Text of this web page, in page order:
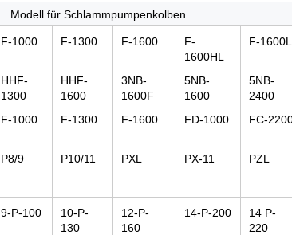
Modell für Schlammpumpenkolben
F-1000 F-1300 F-1600
F-
1600HL
F-1600L
HHF-
1300
HHF-
1600
3NB-
1600F
5NB-
1600
5NB-
2400
F-1000 F-1300 F-1600 FD-1000 FC-
P8/9 P10/11 PXL PX-11 PZL
9-P-100
10-P-
130
12-P-
160
14-P-200
14 P-
220